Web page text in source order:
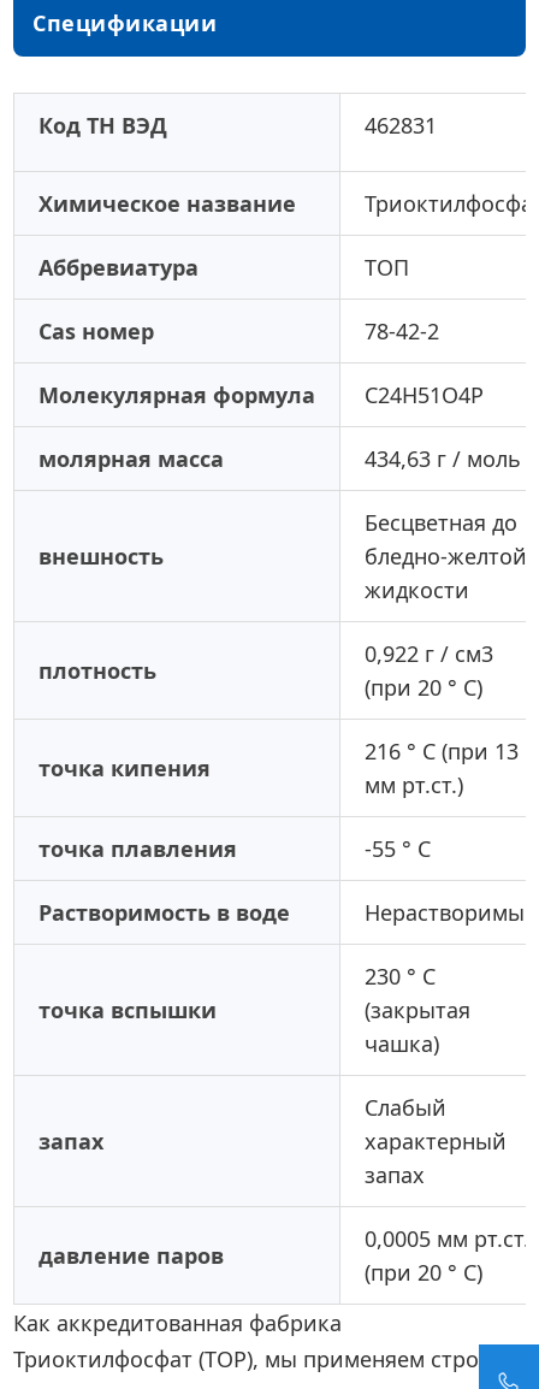
Спецификации
Код ТН ВЭД 462831
Химическое название
Аббревиатура ТОП
Cas номер 78-42-2
Молекулярная формула C24H51O4P
молярная масса 434,63 г / моль
внешность
Бесцветная до
бледно-желтой
жидкости
плотность
0,922 г / см3
(при 20 ° C)
точка кипения
216 ° C (при 13
мм рт.ст.)
точка плавления -55 ° С
Растворимость в воде Нерастворимый
точка вспышки
230 ° C
(закрытая
чашка)
запах
Слабый
характерный
запах
давление паров
0,0005 мм рт.ст.
(при 20 ° C)
Как аккредитованная фабрика
Триоктилфосфат (TOP), мы применяем строгие